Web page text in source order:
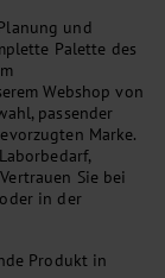
und
Palette des
Webshop von
passender
Marke.
Sie bei
in der
Produkt in